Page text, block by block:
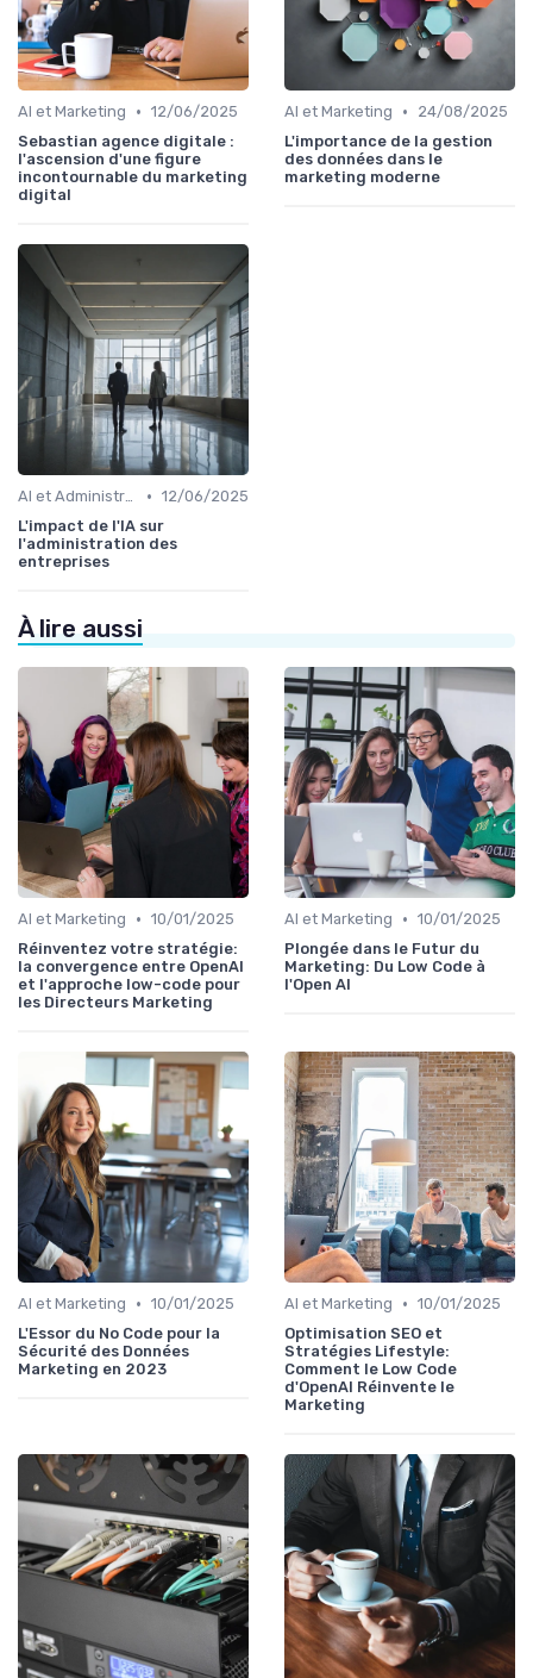
AI et Marketing • 12/06/2025
Sebastian agence digitale :
l'ascension d'une figure
incontournable du marketing
digital
AI et Marketing •
24/08/2025
L'importance de la gestion
des données dans le
marketing moderne
AI et Administration • 12/06/2025
L'impact de l'IA sur
l'administration des
entreprises
À lire aussi
AI et Marketing • 10/01/2025
Réinventez votre stratégie:
la convergence entre OpenAI
et l'approche low-code pour
les Directeurs Marketing
AI et Marketing • 10/01/2025
Plongée dans le Futur du
Marketing: Du Low Code à
l'Open AI
AI et Marketing • 10/01/2025
L'Essor du No Code pour la
Sécurité des Données
Marketing en 2023
AI et Marketing • 10/01/2025
Optimisation SEO et
Stratégies Lifestyle:
Comment le Low Code
d'OpenAI Réinvente le
Marketing